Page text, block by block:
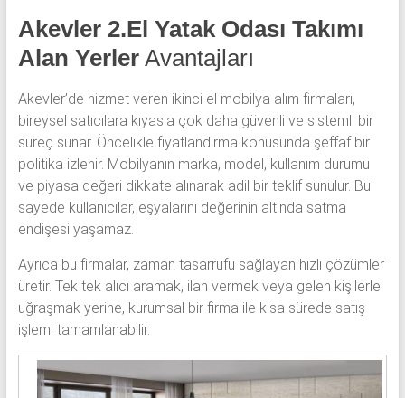
Akevler 2.El Yatak Odası Takımı
Alan YerlerAvantajları
Akevler’de hizmet veren ikinci el mobilya alım firmaları,
bireysel satıcılara kıyasla çok daha güvenli ve sistemli bir
süreç sunar. Öncelikle fiyatlandırma konusunda şeffaf bir
politika izlenir. Mobilyanın marka, model, kullanım durumu
ve piyasa değeri dikkate alınarak adil bir teklif sunulur. Bu
sayede kullanıcılar, eşyalarını değerinin altında satma
endişesi yaşamaz.
Ayrıca bu firmalar, zaman tasarrufu sağlayan hızlı çözümler
üretir. Tek tek alıcı aramak, ilan vermek veya gelen kişilerle
uğraşmak yerine, kurumsal bir firma ile kısa sürede satış
işlemi tamamlanabilir.